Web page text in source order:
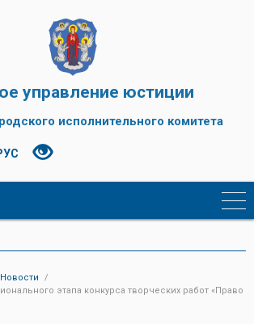
управление юстиции
исполнительного комитета
Новости
этапа конкурса творческих работ «Право